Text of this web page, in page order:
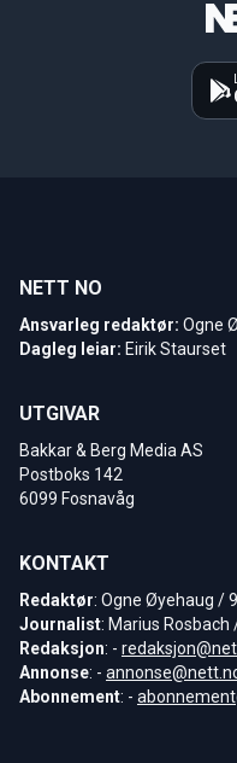
NETT NO
Ansvarleg redaktør: Ogne
Dagleg leiar: Eirik Staurset
UTGIVAR
Bakkar & Berg Media AS
Postboks 142
6099 Fosnavåg
KONTAKT
Redaktør: Ogne Øyehaug /
Journalist: Marius Rosbach
Redaksjon: -
Annonse: -
Abonnement: -